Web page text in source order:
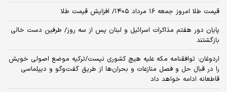
قیمت طلا امروز جمعه ۱۶ مرداد ۱۴۰۵/ افزایش قیمت طلا
پایان دور هفتم مذاکرات اسرائیل و لبنان پس از سه روز/ طرفین دست خالی
بازگشتند
اردوغان: توافقنامه مکه علیه هیچ کشوری نیست/ترکیه موضع اصولی خویش
را در قبال حل و فصل منازعات و بحران‌ها از طریق گفت‌وگو و دیپلماسی
قاطعانه ادامه خواهد داد